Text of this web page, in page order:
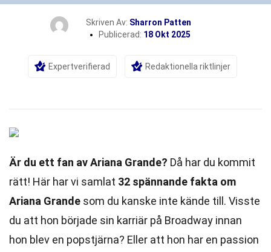
Skriven Av: Sharron Patten
Publicerad: 18 Okt 2025
Expertverifierad Redaktionella riktlinjer
Är du ett fan av Ariana Grande? Då har du kommit
rätt! Här har vi samlat 32 spännande fakta om
Ariana Grande som du kanske inte kände till. Visste
du att hon började sin karriär på Broadway innan
hon blev en popstjärna? Eller att hon har en passion